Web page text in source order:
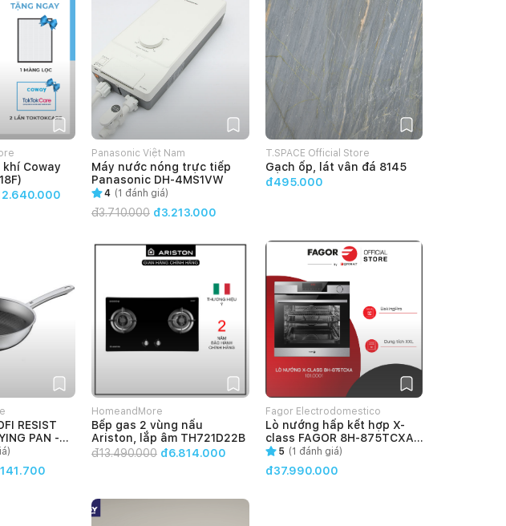
Coway
Panasonic Việt Nam
Máy nước nóng trực tiếp
Panasonic DH-4MS1VW
4 (1 đánh giá)
đ3.710.000 đ3.213.000
T.SPACE Official Store
Gạch ốp, lát vân đá 8145
đ495.000
RESIST
PAN -
HomeandMore
Bếp gas 2 vùng nấu
Ariston, lắp âm TH721D22B
đ13.490.000 đ6.814.000
Fagor Electrodomestico
VietNam
Lò nướng hấp kết hợp X-
class FAGOR 8H-875TCXA
(101.0001)
5 (1 đánh giá)
đ37.990.000